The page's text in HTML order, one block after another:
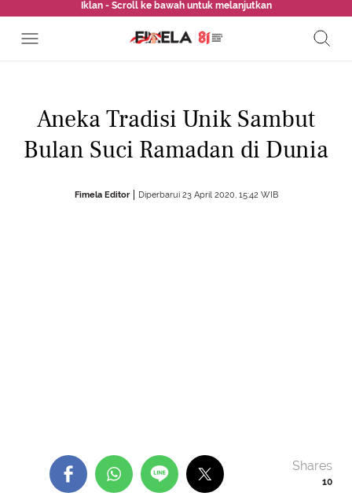
Iklan - Scroll ke bawah untuk melanjutkan
Aneka Tradisi Unik Sambut
Bulan Suci Ramadan di Dunia
Fimela Editor Diperbarui 23 April 2020, 15:42 WIB
10
Shares